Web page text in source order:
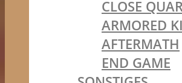
CLOSE
ARMORED
AFTERMATH
END GAME